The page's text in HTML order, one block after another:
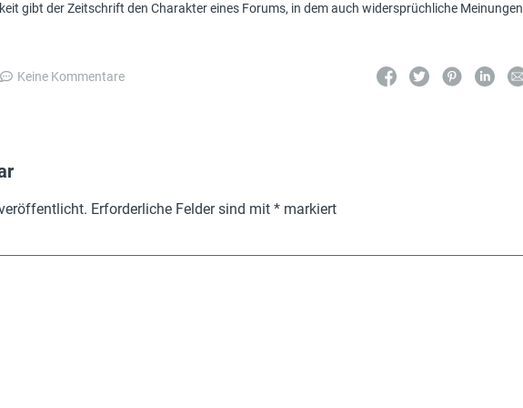
gibt der Zeitschrift den Charakter eines Forums, in dem auch widersprüchliche Meinungen
Keine Kommentare
Erforderliche Felder sind mit * markiert